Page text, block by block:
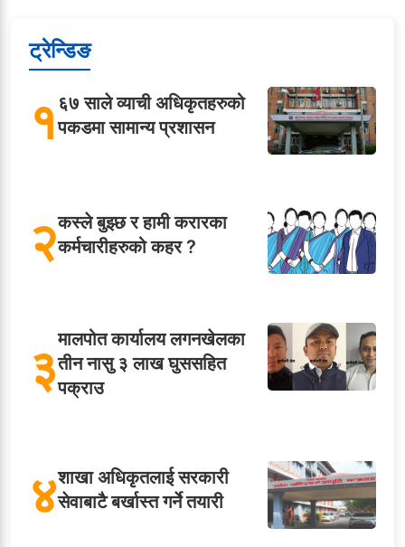
ट्रेन्डिङ
१६७ साले व्याची अधिकृतहरुको
पकडमा सामान्य प्रशासन
२कस्ले बुझ्छ र हामी करारका
कर्मचारीहरुको कहर ?
३मालपोत कार्यालय लगनखेलका
तीन नासु ३ लाख घुससहित
पक्राउ
४शाखा अधिकृतलाई सरकारी
सेवाबाटै बर्खास्त गर्ने तयारी